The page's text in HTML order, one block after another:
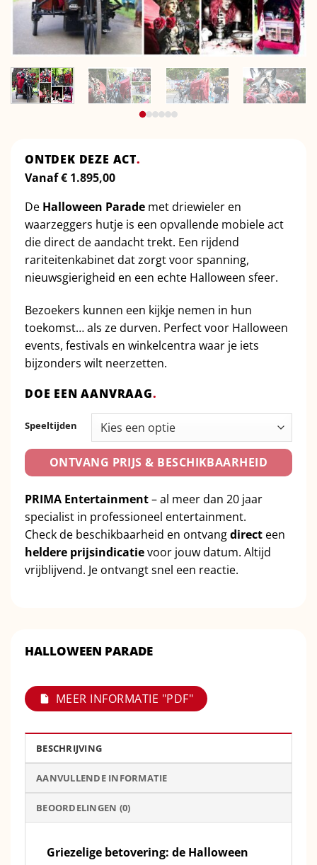
ONTDEK DEZE ACT.
Vanaf€ 1.895,00
De Halloween Parade met driewieler en
waarzeggers hutje is een opvallende mobiele act
die direct de aandacht trekt. Een rijdend
rariteitenkabinet dat zorgt voor spanning,
nieuwsgierigheid en een echte Halloween sfeer.
Bezoekers kunnen een kijkje nemen in hun
toekomst… als ze durven. Perfect voor Halloween
events, festivals en winkelcentra waar je iets
bijzonders wilt neerzetten.
DOE EEN AANVRAAG.
Speeltijden
ONTVANG PRIJS & BESCHIKBAARHEID
PRIMA Entertainment– al meer dan 20 jaar
specialist in professioneel entertainment.
Check de beschikbaarheid en ontvangdirect een
heldere prijsindicatievoor jouw datum. Altijd
vrijblijvend. Je ontvangt snel een reactie.
HALLOWEEN PARADE
MEER INFORMATIE "PDF"
BESCHRIJVING
AANVULLENDE INFORMATIE
BEOORDELINGEN (0)
Griezelige betovering: de Halloween